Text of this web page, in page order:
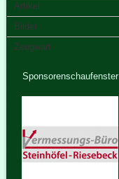
Artikel
Bilder
Zeugwart
Sponsorenschaufenster